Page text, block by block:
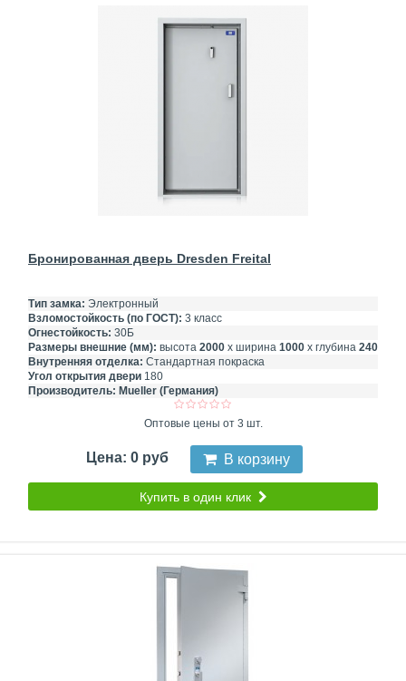
Бронированная дверь Dresden Freital
Тип замка: Электронный
Взломостойкость (по ГОСТ): 3 класс
Огнестойкость: 30Б
Размеры внешние (мм): высота 2000 х ширина 1000 х глубина 240
Внутренняя отделка: Стандартная покраска
Угол открытия двери 180
Производитель: Mueller (Германия)
Оптовые цены от 3 шт.
Цена: 0 руб В корзину
Купить в один клик